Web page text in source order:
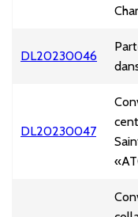
DL20230046
DL20230047